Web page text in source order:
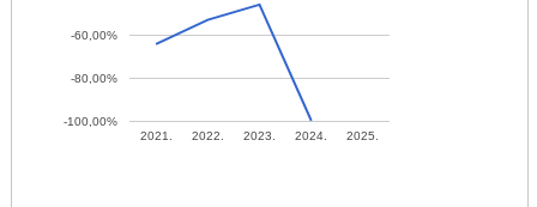
2021. 2022. 2023. 2024. 2025.
-100,00%
-80,00%
-60,00%